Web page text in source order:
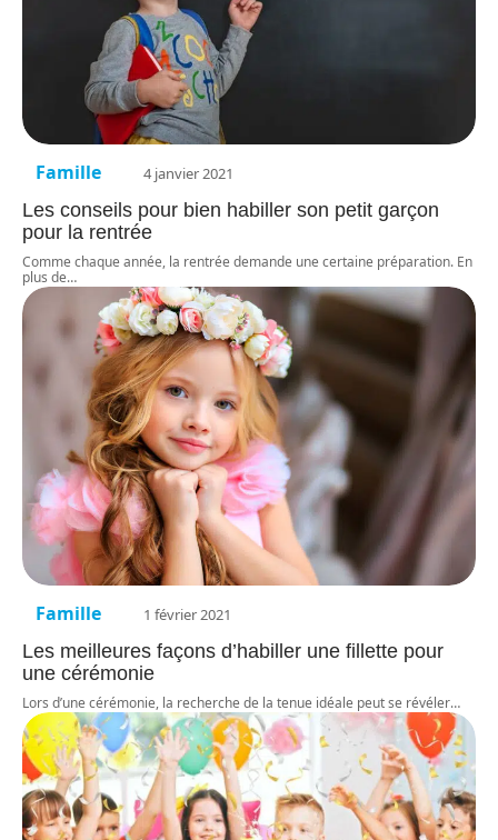
Famille 4 janvier 2021
Les conseils pour bien habiller son petit garçon
pour la rentrée
Comme chaque année, la rentrée demande une certaine préparation. En
plus de…
Famille 1 février 2021
Les meilleures façons d’habiller une fillette pour
une cérémonie
Lors d’une cérémonie, la recherche de la tenue idéale peut se révéler…